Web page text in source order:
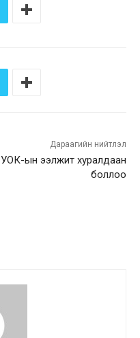
Дараагийн нийтлэл
УОК-ын ээлжит хуралдаан
боллоо